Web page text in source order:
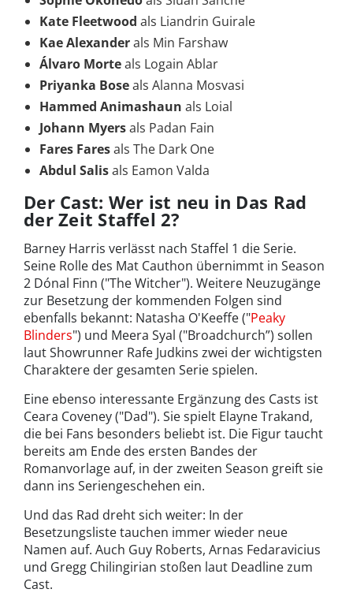
Kate Fleetwood als Liandrin Guirale
Kae Alexanderals Min Farshaw
Álvaro Morteals Logain Ablar
Priyanka Boseals Alanna Mosvasi
Hammed Animashaun als Loial
Johann Myersals Padan Fain
Fares Faresals The Dark One
Abdul Salisals Eamon Valda
Der Cast: Wer ist neu in Das Rad
der Zeit Staffel 2?
Barney Harris verlässt nach Staffel 1 die Serie.
Seine Rolle des Mat Cauthon übernimmt in Season
2 Dónal Finn ("The Witcher"). Weitere Neuzugänge
zur Besetzung der kommenden Folgen sind
ebenfalls bekannt: Natasha O'Keeffe ("Peaky
Blinders") und Meera Syal ("Broadchurch”) sollen
laut Showrunner Rafe Judkins zwei der wichtigsten
Charaktere der gesamten Serie spielen.
Eine ebenso interessante Ergänzung des Casts ist
Ceara Coveney ("Dad"). Sie spielt Elayne Trakand,
die bei Fans besonders beliebt ist. Die Figur taucht
bereits am Ende des ersten Bandes der
Romanvorlage auf, in der zweiten Season greift sie
dann ins Seriengeschehen ein.
Und das Rad dreht sich weiter: In der
Besetzungsliste tauchen immer wieder neue
Namen auf. Auch Guy Roberts, Arnas Fedaravicius
und Gregg Chilingirian stoßen laut Deadline zum
Cast.